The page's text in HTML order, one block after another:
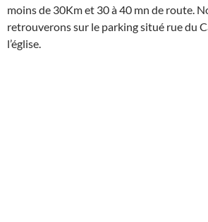
moins de 30Km et 30 à 40 mn de route.
retrouverons sur le parking situé rue du
l’église.